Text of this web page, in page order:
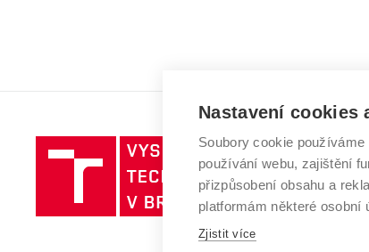
Vysoké
učení
technické
v
Nastavení cookies
Soubory cookie
používání webu, zajištění
přizpůsobení obsahu a
platformám některé osobní
Zjistit více